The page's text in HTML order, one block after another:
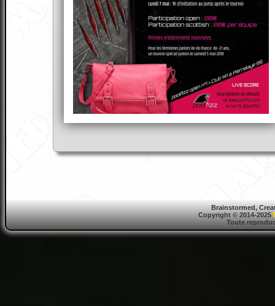
Brainstormed,
Copyright © 2014-2025
Toute